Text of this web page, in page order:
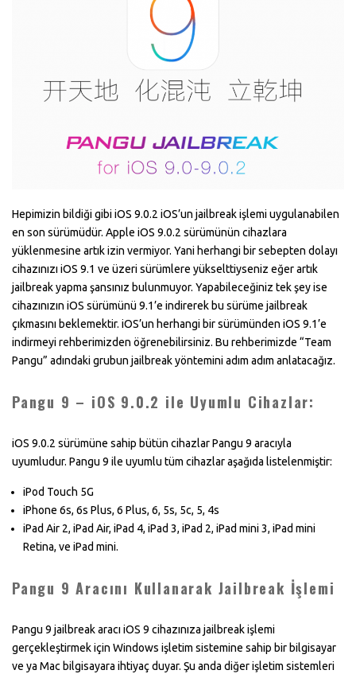
Hepimizin bildiği gibi iOS 9.0.2 iOS’un jailbreak işlemi uygulanabilen
en son sürümüdür. Apple iOS 9.0.2 sürümünün cihazlara
yüklenmesine artık izin vermiyor. Yani herhangi bir sebepten dolayı
cihazınızı iOS 9.1 ve üzeri sürümlere yükselttiyseniz eğer artık
jailbreak yapma şansınız bulunmuyor. Yapabileceğiniz tek şey ise
cihazınızın iOS sürümünü 9.1’e indirerek bu sürüme jailbreak
çıkmasını beklemektir. iOS’un herhangi bir sürümünden iOS 9.1’e
indirmeyi rehberimizden öğrenebilirsiniz. Bu rehberimizde “Team
Pangu” adındaki grubun jailbreak yöntemini adım adım anlatacağız.
Pangu 9 – iOS 9.0.2 ile Uyumlu Cihazlar:
iOS 9.0.2 sürümüne sahip bütün cihazlar Pangu 9 aracıyla
uyumludur. Pangu 9 ile uyumlu tüm cihazlar aşağıda listelenmiştir:
iPod Touch 5G
iPhone 6s, 6s Plus, 6 Plus, 6, 5s, 5c, 5, 4s
iPad Air 2, iPad Air, iPad 4, iPad 3, iPad 2, iPad mini 3, iPad mini
Retina, ve iPad mini.
Pangu 9 Aracını Kullanarak Jailbreak İşlemi
Pangu 9 jailbreak aracı iOS 9 cihazınıza jailbreak işlemi
gerçekleştirmek için Windows işletim sistemine sahip bir bilgisayar
ve ya Mac bilgisayara ihtiyaç duyar. Şu anda diğer işletim sistemleri